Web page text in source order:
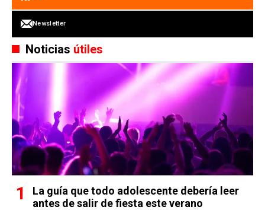
Newsletter
Noticias útiles
La guía que todo adolescente debería leer
antes de salir de fiesta este verano